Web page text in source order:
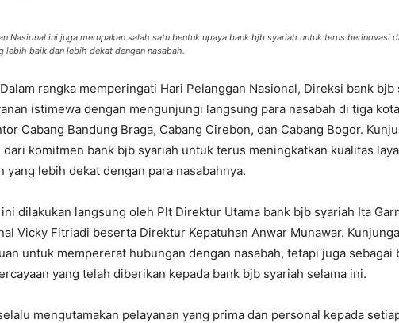
Nasional ini juga merupakan salah satu bentuk upaya bank bjb syariah untuk terus berinovasi
lebih baik dan lebih dekat dengan nasabah.
rangka memperingati Hari Pelanggan Nasional, Direksi bank bjb
istimewa dengan mengunjungi langsung para nasabah di tiga
Cabang Bandung Braga, Cabang Cirebon, dan Cabang Bogor.
dari komitmen bank bjb syariah untuk terus meningkatkan kualitas
yang lebih dekat dengan para nasabahnya.
dilakukan langsung oleh Plt Direktur Utama bank bjb syariah Ita
Vicky Fitriadi beserta Direktur Kepatuhan Anwar Munawar.
untuk mempererat hubungan dengan nasabah, tetapi juga sebagai
yang telah diberikan kepada bank bjb syariah selama ini.
mengutamakan pelayanan yang prima dan personal kepada